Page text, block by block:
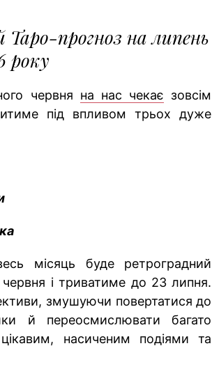
Таро-прогноз на липень
року
червня на нас чекає зовсім
під впливом трьох дуже
місяць буде ретроградний
і триватиме до 23 липня.
змушуючи повертатися до
й переосмислювати багато
насиченим подіями та